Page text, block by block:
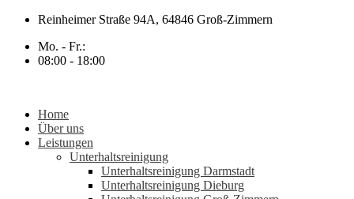
Zum
springen
Reinheimer Straße 94A, 64846 Groß-Zimmern
Mo. - Fr.:
08:00 - 18:00
Home
Über uns
Leistungen
Unterhaltsreinigung
Unterhaltsreinigung Darmstadt
Unterhaltsreinigung Dieburg